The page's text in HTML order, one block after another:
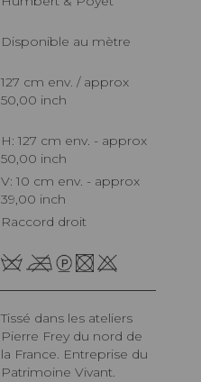
Disponible au mètre
127 cm env. / approx
50,00 inch
H: 127 cm env. - approx
50,00 inch
V: 10 cm env. - approx
39,00 inch
Raccord droit
Tissé dans les ateliers
Pierre Frey du nord de
la France. Entreprise du
Patrimoine Vivant.